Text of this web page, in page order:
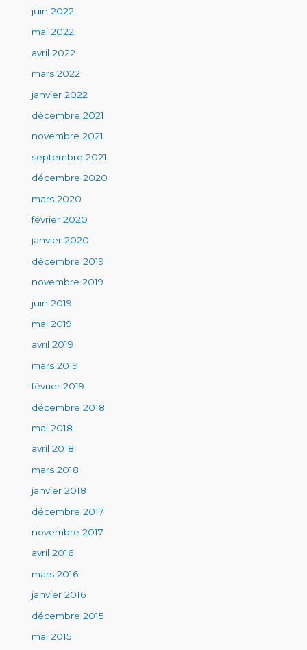
juin 2022
mai 2022
avril 2022
mars 2022
janvier 2022
décembre 2021
novembre 2021
septembre 2021
décembre 2020
mars 2020
février 2020
janvier 2020
décembre 2019
novembre 2019
juin 2019
mai 2019
avril 2019
mars 2019
février 2019
décembre 2018
mai 2018
avril 2018
mars 2018
janvier 2018
décembre 2017
novembre 2017
avril 2016
mars 2016
janvier 2016
décembre 2015
mai 2015